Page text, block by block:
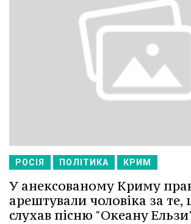
РОСІЯ ПОЛІТИКА КРИМ
У анексованому Криму
арештували чоловіка за те,
слухав пісню "Океану